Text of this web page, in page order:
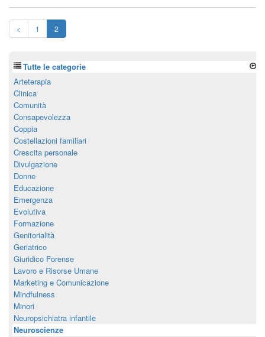
< 1 2
Tutte le categorie
Arteterapia
Clinica
Comunità
Consapevolezza
Coppia
Costellazioni familiari
Crescita personale
Divulgazione
Donne
Educazione
Emergenza
Evolutiva
Formazione
Genitorialità
Geriatrico
Giuridico Forense
Lavoro e Risorse Umane
Marketing e Comunicazione
Mindfulness
Minori
Neuropsichiatra infantile
Neuroscienze